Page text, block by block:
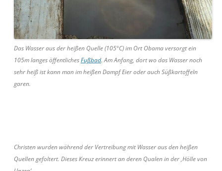
Das Wasser aus der heißen Quelle (105°C) im Ort Obama versorgt ein
105m langes öffentlichesFußbad. Am Anfang, dort wo das Wasser noch
sehr heiß ist kann man im heißen Dampf Eier oder auch Süßkartoffeln
garen.
Christen wurden während der Vertreibung mit Wasser aus den heißen
Quellen gefoltert. Dieses Kreuz erinnert an deren Qualen in der ‚Hölle von